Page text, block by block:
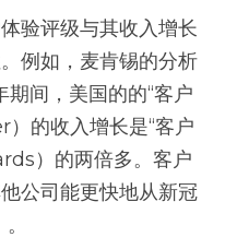
验评级与其收入增长
例如，麦肯锡的分析
间，美国的的“客户
的收入增长是“客户
）的两倍多。客户
公司能更快地从新冠